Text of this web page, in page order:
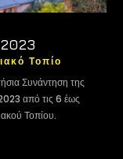
Τοπίο
Συνάντηση της
από τις 6 έως
Τοπίου.